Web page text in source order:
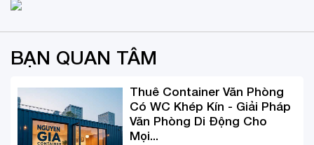
BẠN QUAN TÂM
Thuê Container Văn Phòng
Có WC Khép Kín - Giải Pháp
Văn Phòng Di Động Cho
Mọi...